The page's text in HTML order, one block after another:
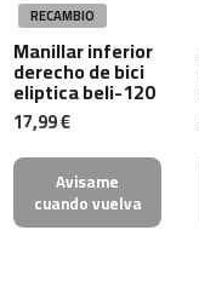
0
m
c
-
0
0
m
RECAMBIO
Manillar inferior
derecho de bici
eliptica beli-120
17,99 €
Avisame
cuando vuelva